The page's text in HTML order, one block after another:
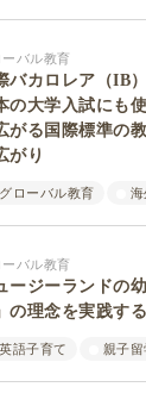
ーバル教育
バカロレア（IB
の大学入試にも
がる国際標準の
がり
グローバル教育 海
ーバル教育
ージーランドの
の理念を実践す
英語子育て 親子留